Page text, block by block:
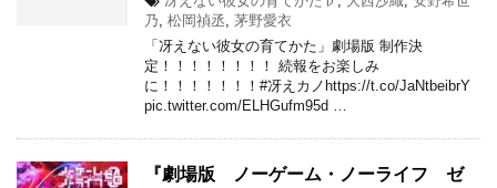
乃 松岡禎丞 茅野愛衣
「冴えない彼女の育てかた」劇場版 制作決
定！！！！！！！！ 続報をお楽しみ
に！！！！！！！#冴えカノhttps://t.co/JaNtbeibrY
pic.twitter.com/ELHGufm95d …
『劇場版 ノーゲーム・ノーライフ ゼ